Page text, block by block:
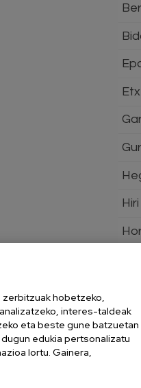
hobetzeko,
interes-taldeak
eta beste gune batzuetan
edukia pertsonalizatu
lortu. Gainera,